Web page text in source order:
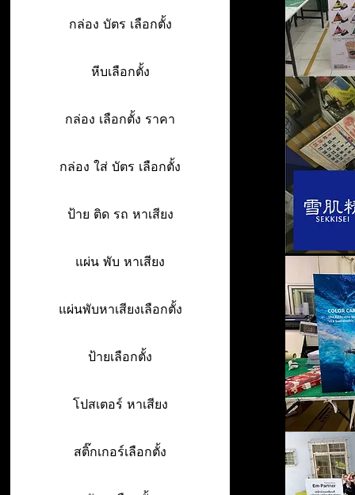
กล่อง บัตร เลือกตั้ง
หีบเลือกตั้ง
กล่อง เลือกตั้ง ราคา
กล่อง ใส่ บัตร เลือกตั้ง
ป้าย ติด รถ หาเสียง
แผ่น พับ หาเสียง
แผ่นพับหาเสียงเลือกตั้ง
ป้ายเลือกตั้ง
โปสเตอร์ หาเสียง
สติ๊กเกอร์เลือกตั้ง